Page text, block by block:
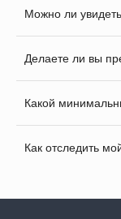
Можно ли
Делаете ли вы
Какой
Как отследить